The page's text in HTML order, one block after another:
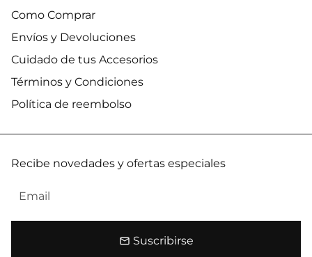
Como Comprar
Envíos y Devoluciones
Cuidado de tus Accesorios
Términos y Condiciones
Política de reembolso
Recibe novedades y ofertas especiales
email Suscribirse